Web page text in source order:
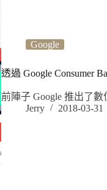
Google
透過 Google Consumer
前陣子 Google 推出了
Jerry
2018-03-31